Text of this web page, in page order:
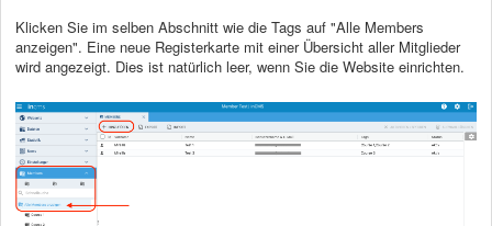
Klicken Sie im selben Abschnitt wie die Tags auf "Alle Members
anzeigen". Eine neue Registerkarte mit einer Übersicht aller Mitglieder
wird angezeigt. Dies ist natürlich leer, wenn Sie die Website einrichten.